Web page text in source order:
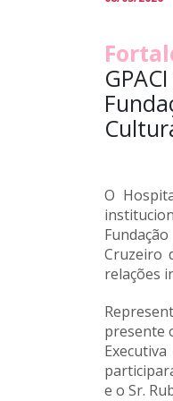
O
Cruzeiro
relações
presente
e o Sr.